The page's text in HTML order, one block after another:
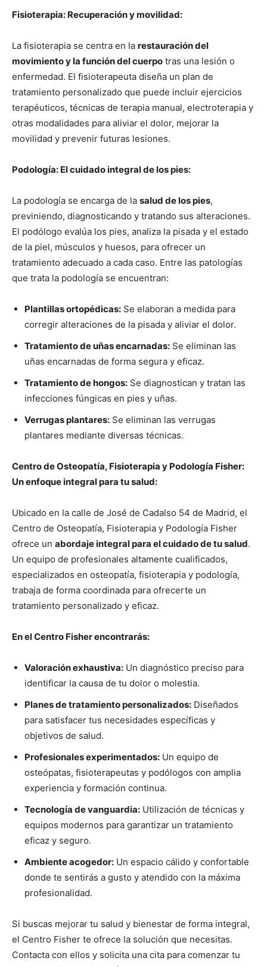
Fisioterapia: Recuperación y movilidad:
La fisioterapia se centra en la restauración del
movimiento y la función del cuerpo tras una lesión o
enfermedad. El fisioterapeuta diseña un plan de
tratamiento personalizado que puede incluir ejercicios
terapéuticos, técnicas de terapia manual, electroterapia y
otras modalidades para aliviar el dolor, mejorar la
movilidad y prevenir futuras lesiones.
Podología: El cuidado integral de los pies:
La podología se encarga de la salud de los pies,
previniendo, diagnosticando y tratando sus alteraciones.
El podólogo evalúa los pies, analiza la pisada y el estado
de la piel, músculos y huesos, para ofrecer un
tratamiento adecuado a cada caso. Entre las patologías
que trata la podología se encuentran:
Plantillas ortopédicas: Se elaboran a medida para
corregir alteraciones de la pisada y aliviar el dolor.
Tratamiento de uñas encarnadas: Se eliminan las
uñas encarnadas de forma segura y eficaz.
Tratamiento de hongos: Se diagnostican y tratan las
infecciones fúngicas en pies y uñas.
Verrugas plantares: Se eliminan las verrugas
plantares mediante diversas técnicas.
Centro de Osteopatía, Fisioterapia y Podología Fisher:
Un enfoque integral para tu salud:
Ubicado en la calle de José de Cadalso 54 de Madrid, el
Centro de Osteopatía, Fisioterapia y Podología Fisher
ofrece un abordaje integral para el cuidado de tu salud.
Un equipo de profesionales altamente cualificados,
especializados en osteopatía, fisioterapia y podología,
trabaja de forma coordinada para ofrecerte un
tratamiento personalizado y eficaz.
En el Centro Fisher encontrarás:
Valoración exhaustiva: Un diagnóstico preciso para
identificar la causa de tu dolor o molestia.
Planes de tratamiento personalizados: Diseñados
para satisfacer tus necesidades específicas y
objetivos de salud.
Profesionales experimentados: Un equipo de
osteópatas, fisioterapeutas y podólogos con amplia
experiencia y formación continua.
Tecnología de vanguardia: Utilización de técnicas y
equipos modernos para garantizar un tratamiento
eficaz y seguro.
Ambiente acogedor: Un espacio cálido y confortable
donde te sentirás a gusto y atendido con la máxima
profesionalidad.
Si buscas mejorar tu salud y bienestar de forma integral,
el Centro Fisher te ofrece la solución que necesitas.
Contacta con ellos y solicita una cita para comenzar tu